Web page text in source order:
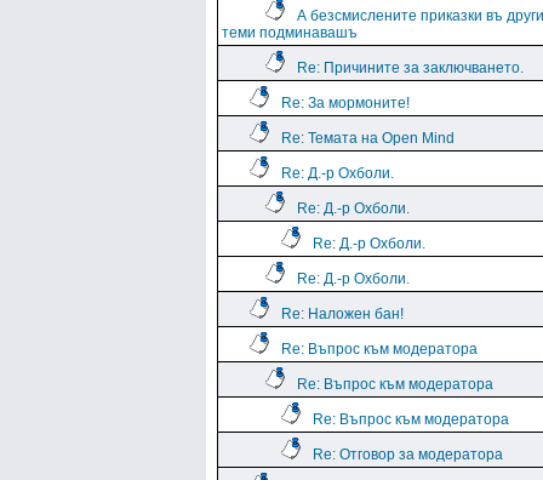
А безсмислените приказки въ други
теми подминавашъ
Re: Причините за заключването.
Re: За мормоните!
Re: Темата на Open Mind
Re: Д.-р Охболи.
Re: Д.-р Охболи.
Re: Д.-р Охболи.
Re: Д.-р Охболи.
Re: Наложен бан!
Re: Въпрос към модератора
Re: Въпрос към модератора
Re: Въпрос към модератора
Re: Отговор за модератора